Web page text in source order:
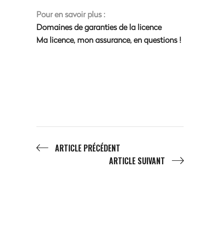
Pour en savoir plus :
Domaines de garanties de la licence
Ma licence, mon assurance, en questions !
ARTICLE PRÉCÉDENT
ARTICLE SUIVANT